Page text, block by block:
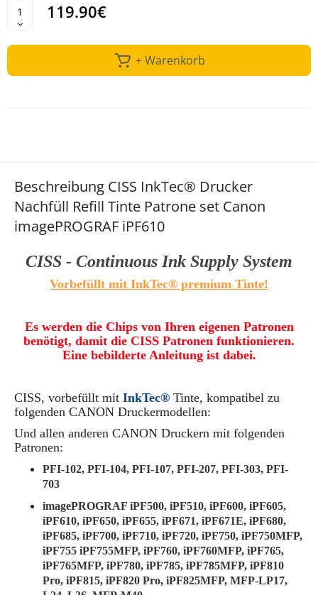
119.90€
+ Warenkorb
Beschreibung CISS InkTec® Drucker
Nachfüll Refill Tinte Patrone set Canon
imagePROGRAF iPF610
CISS - Continuous Ink Supply System
Vorbefüllt mit InkTec® premium Tinte!
Es werden die Chips von Ihren eigenen Patronen
benötigt, damit die CISS Patronen funktionieren.
Eine bebilderte Anleitung ist dabei.
CISS, vorbefüllt mit InkTec® Tinte, kompatibel zu
folgenden CANON Druckermodellen:
Und allen anderen CANON Druckern mit folgenden
Patronen:
PFI-102, PFI-104, PFI-107, PFI-207, PFI-303, PFI-
703
imagePROGRAF iPF500, iPF510, iPF600, iPF605,
iPF610, iPF650, iPF655, iPF671, iPF671E, iPF680,
iPF685, iPF700, iPF710, iPF720, iPF750, iPF750MFP,
iPF755 iPF755MFP, iPF760, iPF760MFP, iPF765,
iPF765MFP, iPF780, iPF785, iPF785MFP, iPF810
Pro, iPF815, iPF820 Pro, iPF825MFP, MFP-LP17,